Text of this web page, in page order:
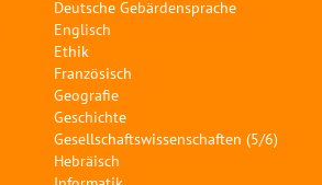
Deutsche Gebärdensprache
Englisch
Ethik
Französisch
Geografie
Geschichte
Gesellschaftswissenschaften (5/6)
Hebräisch